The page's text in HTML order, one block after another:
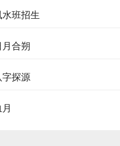
水班招生
月合朔
字探源
月